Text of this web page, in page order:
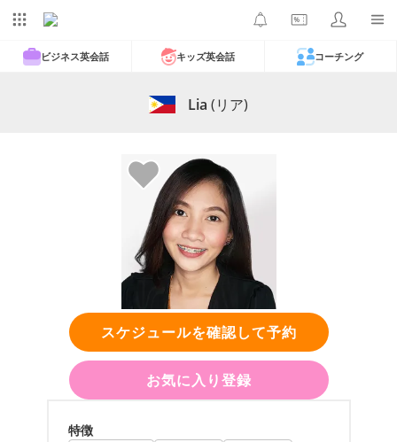
ビジネス英会話 キッズ英会話 コーチング
Lia (リア)
スケジュールを確認して予約
お気に入り登録
特徴